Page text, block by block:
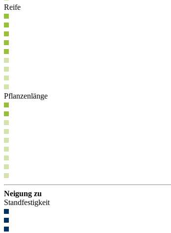
Reife
Pflanzenlänge
Neigung zu
Standfestigkeit